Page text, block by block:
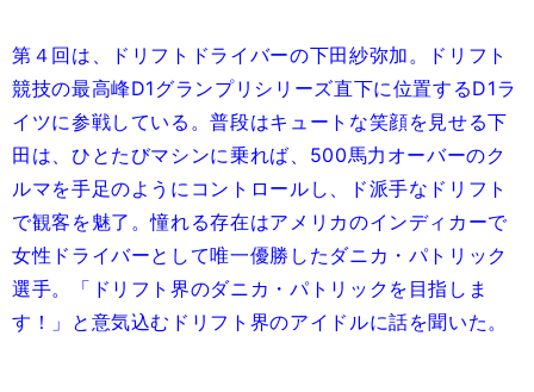
第４回は、ドリフトドライバーの下田紗弥加。ドリフト
競技の最高峰D1グランプリシリーズ直下に位置するD1ラ
イツに参戦している。普段はキュートな笑顔を見せる下
田は、ひとたびマシンに乗れば、500馬力オーバーのク
ルマを手足のようにコントロールし、ド派手なドリフト
で観客を魅了。憧れる存在はアメリカのインディカーで
女性ドライバーとして唯一優勝したダニカ・パトリック
選手。「ドリフト界のダニカ・パトリックを目指しま
す！」と意気込むドリフト界のアイドルに話を聞いた。